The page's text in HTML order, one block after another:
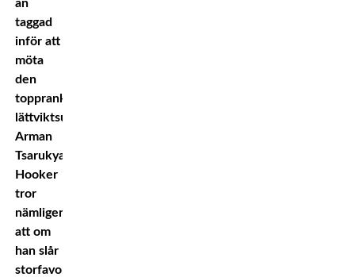
än
taggad
inför att
möta
den
topprankade
lättviktsutmanaren
Arman
Tsarukyan.
Hooker
tror
nämligen
att om
han slår
storfavoriten